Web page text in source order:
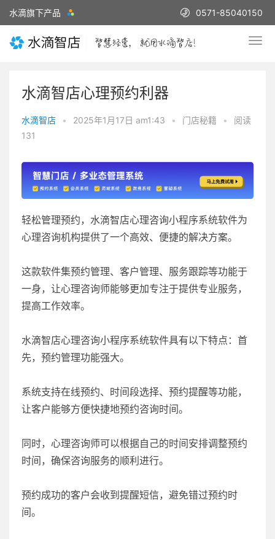
水滴旗下产品 0571-85040150
水滴智店心理预约利器
水滴智店 • 2025年1月17日 am1:43 • 门店秘籍 •
阅读
131
轻松管理预约，水滴智店心理咨询小程序系统软件为
心理咨询机构提供了一个高效、便捷的解决方案。
这款软件集预约管理、客户管理、服务跟踪等功能于
一身，让心理咨询师能够更加专注于提供专业服务，
提高工作效率。
水滴智店心理咨询小程序系统软件具有以下特点：首
先，预约管理功能强大。
系统支持在线预约、时间段选择、预约提醒等功能，
让客户能够方便快捷地预约咨询时间。
同时，心理咨询师可以根据自己的时间安排调整预约
时间，确保咨询服务的顺利进行。
预约成功的客户会收到提醒短信，避免错过预约时
间。